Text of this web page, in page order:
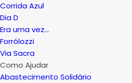
Corrida Azul
Dia D
Era uma vez…
Forrólozzi
Via Sacra
Como Ajudar
Abastecimento Solidário